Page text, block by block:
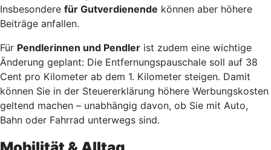
Insbesondere für Gutverdienende können aber höhere
Beiträge anfallen.
Für Pendlerinnen und Pendler ist zudem eine wichtige
Änderung geplant: Die Entfernungspauschale soll auf 38
Cent pro Kilometer ab dem 1. Kilometer steigen. Damit
können Sie in der Steuererklärung höhere Werbungskosten
geltend machen – unabhängig davon, ob Sie mit Auto,
Bahn oder Fahrrad unterwegs sind.